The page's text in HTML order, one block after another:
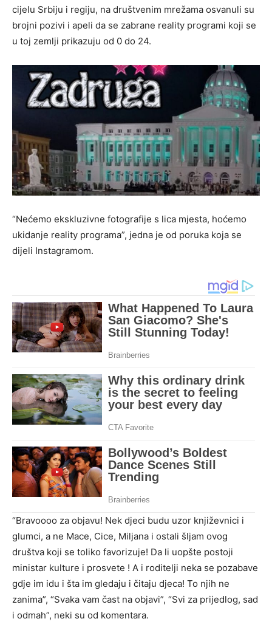
cijelu Srbiju i regiju, na društvenim mrežama osvanuli su
brojni pozivi i apeli da se zabrane reality programi koji se
u toj zemlji prikazuju od 0 do 24.
“Nećemo ekskluzivne fotografije s lica mjesta, hoćemo
ukidanje reality programa”, jedna je od poruka koja se
dijeli Instagramom.
“Bravoooo za objavu! Nek djeci budu uzor književnici i
glumci, a ne Mace, Cice, Miljana i ostali šljam ovog
društva koji se toliko favorizuje! Da li uopšte postoji
ministar kulture i prosvete ! A i roditelji neka se pozabave
gdje im idu i šta im gledaju i čitaju djeca! To njih ne
zanima”, “Svaka vam čast na objavi”, “Svi za prijedlog, sad
i odmah”, neki su od komentara.